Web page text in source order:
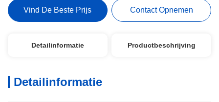
Vind De Beste Prijs Contact Opnemen
Detailinformatie Productbeschrijving
Detailinformatie